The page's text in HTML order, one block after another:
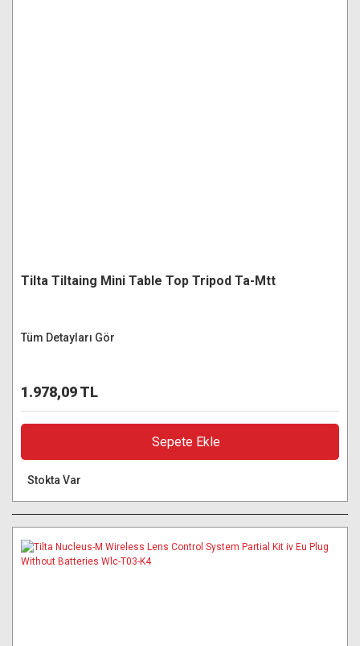
Tilta Tiltaing Mini Table Top Tripod Ta-Mtt
Tüm Detayları Gör
1.978,09 TL
Sepete Ekle
Stokta Var